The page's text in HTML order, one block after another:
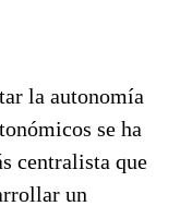
la autonomía
se ha
centralista que
un